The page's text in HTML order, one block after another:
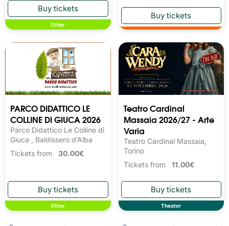
Festival Franciacorta In
SPAZIO EVENTI KORE,
Tickets from120.00€
Other
MOMENTUM EVENT
Teatro Dell'Efebo ,
Agrigento